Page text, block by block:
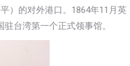
）的对外港口。1864年11月英
台湾第一个正式领事馆。